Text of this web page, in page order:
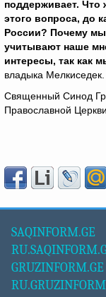
поддерживает. Что
этого вопроса, до
России? Почему
учитывают наше
интересы, так как
владыка Мелкиседек.
Священный Синод
Православной
SAQINFORM.GE
GRUZINFORM.GE